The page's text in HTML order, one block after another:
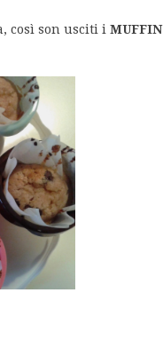
così son usciti i MUFFIN